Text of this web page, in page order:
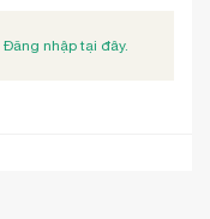
Đăng nhập tại đây.